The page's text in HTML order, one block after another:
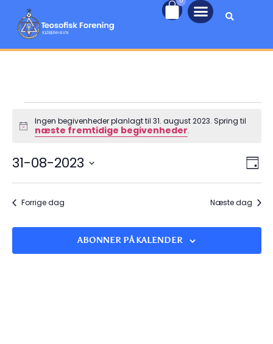
Notice
Ingen begivenheder planlagt til 31. august 2023. Spring til
næste fremtidige begivenheder.
af
DAG
31-08-2023
dato.
Forrige dag Næste dag
ABONNER PÅ KALENDER